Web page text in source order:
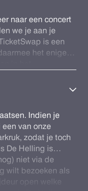
naar een concert
we je aan je
is een
het enige
automatisch
Indien je
van onze
zodat je toch
De Helling is
niet via de
wilt bezoeken als
open welke